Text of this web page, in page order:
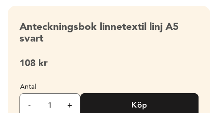
Anteckningsbok linnetextil linj A5
svart
108 kr
Antal
+
- Köp